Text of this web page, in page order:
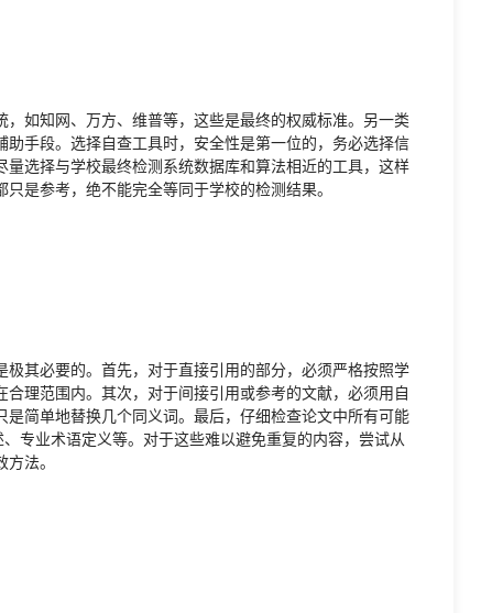
如知网、万方、维普等，这些是最终的权威标准。另一类
手段。选择自查工具时，安全性是第一位的，务必选择信
选择与学校最终检测系统数据库和算法相近的工具，这样
是参考，绝不能完全等同于学校的检测结果。
其必要的。首先，对于直接引用的部分，必须严格按照学
理范围内。其次，对于间接引用或参考的文献，必须用自
简单地替换几个同义词。最后，仔细检查论文中所有可能
专业术语定义等。对于这些难以避免重复的内容，尝试从
法。